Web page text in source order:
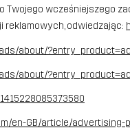
Twojego wcześniejszego
odwiedzając:
about/
about/
en-GB/article/advertising-